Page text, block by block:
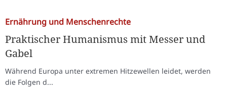
Ernährung und Menschenrechte
Praktischer Humanismus mit Messer und
Gabel
Während Europa unter extremen Hitzewellen leidet, werden
die Folgen d...